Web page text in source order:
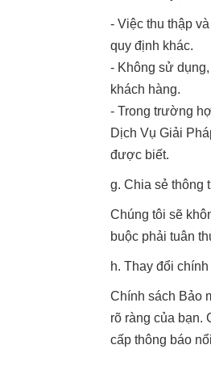
- Việc thu thập
quy định khác.
- Không sử
khách hàng.
- Trong trường
Dịch Vụ Giải
được biết.
g. Chia sẻ thông
Chúng tôi sẽ
buộc phải tuân
h. Thay đổi
Chính sách Bảo
rõ ràng của bạn.
cấp thông báo